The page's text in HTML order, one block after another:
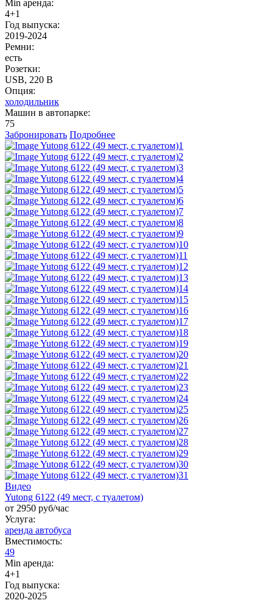
Min аренда:
4+1
Год выпуска:
2019-2024
Ремни:
есть
Розетки:
USB, 220 B
Опция:
холодильник
Машин в автопарке:
75
Забронировать Подробнее
Видео
Yutong 6122 (49 мест, с туалетом)
от 2950 руб/час
Услуга:
аренда автобуса
Вместимость:
49
Min аренда:
4+1
Год выпуска:
2020-2025